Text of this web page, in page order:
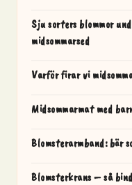
Sju sorters blommor
midsommarsed
Varför firar vi
Midsommarmat med
Blomsterarmband: bär
Blomsterkrans – så